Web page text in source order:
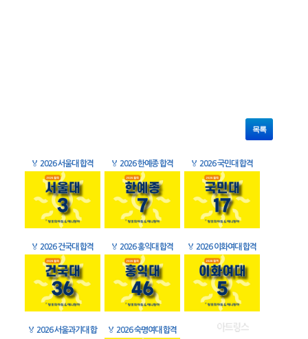
목록
🏅 2026 서울대 합격 🏅 2026 한예종 합격 🏅 2026 국민대 합격
🏅 2026 건국대 합격 🏅 2026 홍익대 합격 🏅 2026 이화여대 합격
🏅 2026 서울과기대 합
🏅 2026 숙명여대 합격